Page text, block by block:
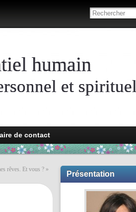
humain
et spirituel
de contact
rêves. Et vous ? »
Présentation